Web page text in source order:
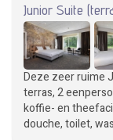
Junior Suite
Deze zeer ruime
terras, 2
koffie- en
douche, toilet,